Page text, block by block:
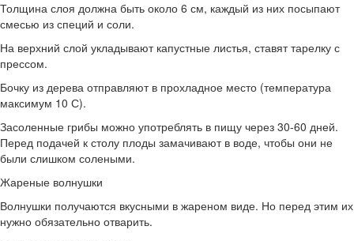
Толщина слоя должна быть около 6 см, каждый из них посыпают
смесью из специй и соли.
На верхний слой укладывают капустные листья, ставят тарелку с
прессом.
Бочку из дерева отправляют в прохладное место (температура
максимум 10 С).
Засоленные грибы можно употреблять в пищу через 30-60 дней.
Перед подачей к столу плоды замачивают в воде, чтобы они не
были слишком солеными.
Жареные волнушки
Волнушки получаются вкусными в жареном виде. Но перед этим их
нужно обязательно отварить.